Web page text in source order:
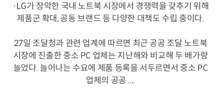
·LG가 장악한 국내 노트북 시장에서 경쟁력을 갖추기 위해
제품군 확대, 공동 브랜드 등 다양한 대책도 수립 중이다.
27일 조달청과 관련 업계에 따르면 최근 공공 조달 노트북
시장에 진출한 중소 PC 업체는 지난해와 비교해 두 배가량
늘었다. 늘어나는 수요에 제품 등록을 서두르면서 중소 PC
업체의 공공 ....